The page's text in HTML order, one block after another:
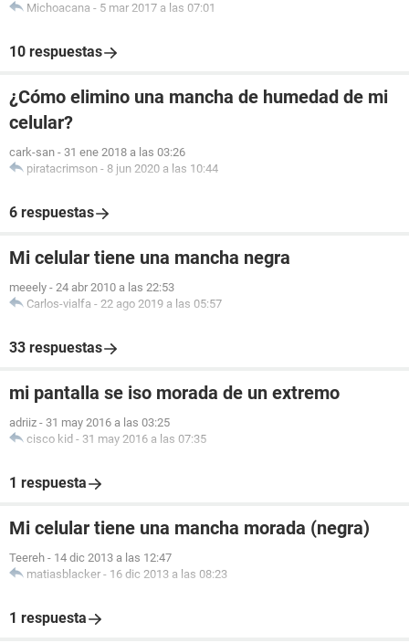
Michoacana - 5 mar 2017 a las 07:01
10 respuestas
¿Cómo elimino una mancha de humedad de mi
celular?
cark-san - 31 ene 2018 a las 03:26
piratacrimson - 8 jun 2020 a las 10:44
6 respuestas
Mi celular tiene una mancha negra
meeely - 24 abr 2010 a las 22:53
Carlos-vialfa - 22 ago 2019 a las 05:57
33 respuestas
mi pantalla se iso morada de un extremo
adriiz - 31 may 2016 a las 03:25
cisco kid - 31 may 2016 a las 07:35
1 respuesta
Mi celular tiene una mancha morada (negra)
Teereh - 14 dic 2013 a las 12:47
matiasblacker - 16 dic 2013 a las 08:23
1 respuesta